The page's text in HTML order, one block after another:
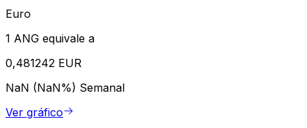
Euro
1 ANG equivale a
0,481242 EUR
NaN (NaN%) Semanal
Ver gráfico